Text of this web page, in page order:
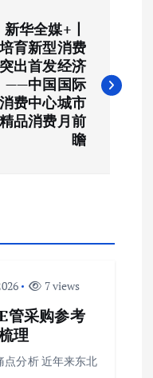
新华全媒+丨
培育新型消费
突出首发经济
——中国国际
消费中心城市
精品消费月前
瞻
7 views
管采购参考
理
点分析 近年来东北